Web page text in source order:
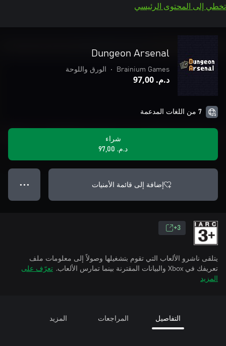
تخطي إلى المحتوى الرئيسي
Dungeon Arsenal
Brainium Games
• الورق واللوحة
د.م.‏ 97,00
7 من اللغات المدعمة
شراء
د.م.‏ 97,00
إضافة إلى قائمة الأمنيات ● ● ●
3+
يتلقى ناشرو الألعاب التي تقوم بتشغيلها وصولاً إلى معلومات ملف
تعريفك في Xbox والبيانات المقترنة بينما تمارس الألعاب.
تعرّف على
المزيد
التفاصيل المراجعات المزيد